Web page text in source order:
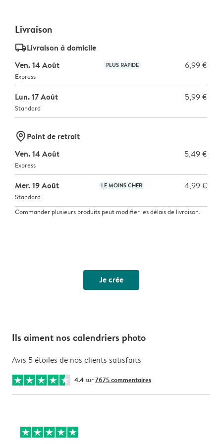
Livraison
delivery_standard_v2Livraison à domicile
Ven. 14 Août
PLUS RAPIDE 6,99 €
Express
Lun. 17 Août 5,99 €
Standard
marker-pinPoint de retrait
Ven. 14 Août
5,49 €
Express
Mer. 19 Août LE MOINS CHER 4,99 €
Standard
Commander plusieurs produits peut modifier les délais de livraison.
Je crée
Ils aiment nos calendriers photo
Avis 5 étoiles de nos clients satisfaits
4.4sur7675 commentaires